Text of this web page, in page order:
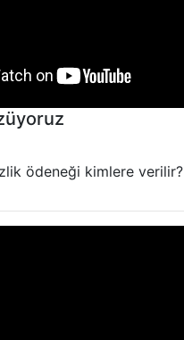
ödeneği kimlere verilir?